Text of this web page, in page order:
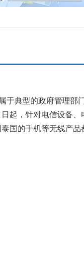
于典型的政府管理部
起，针对电信设备
国的手机等无线产